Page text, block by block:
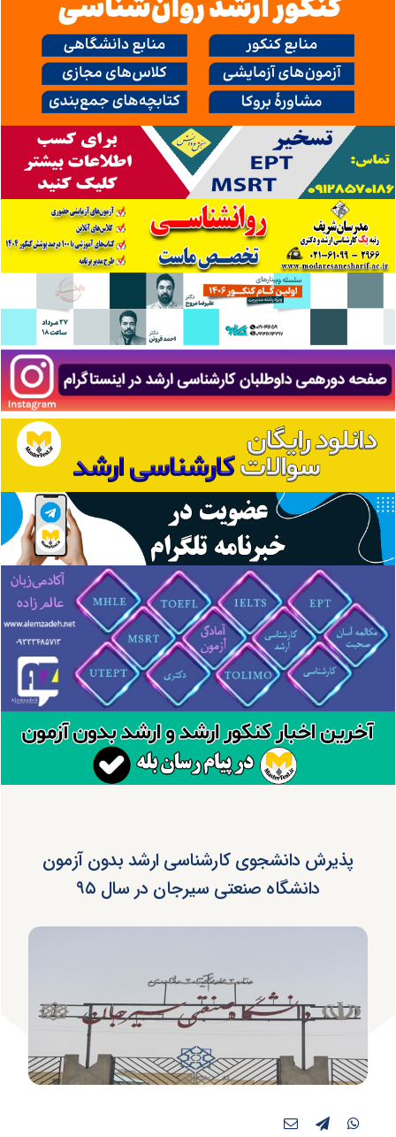
پذیرش دانشجوی کارشناسی ارشد بدون آزمون
دانشگاه صنعتی سیرجان در سال ۹۵